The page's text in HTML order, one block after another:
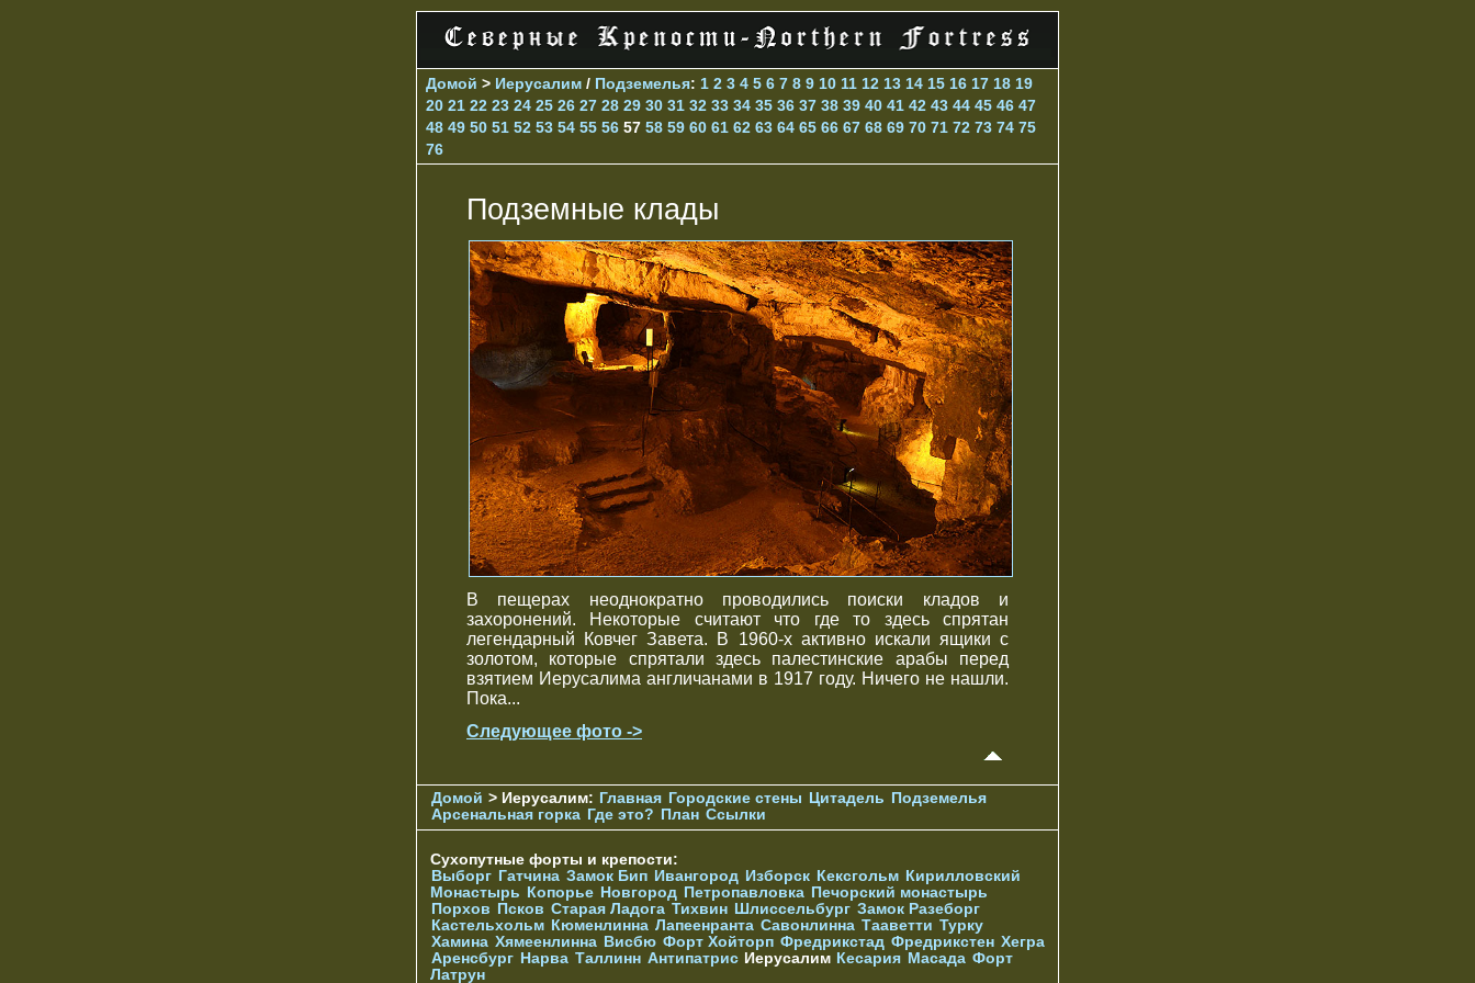
Домой > Иерусалим / Подземелья: 1 2 3 4 5 6 7 8 9 10 11 12 13 14 15 16 17 18 19
20 21 22 23 24 25 26 27 28 29 30 31 32 33 34 35 36 37 38 39 40 41 42 43 44 45 46 47
48 49 50 51 52 53 54 55 56 57 58 59 60 61 62 63 64 65 66 67 68 69 70 71 72 73 74 75
76
Подземные клады
В пещерах неоднократно проводились поиски кладов и
захоронений. Некоторые считают что где то здесь спрятан
легендарный Ковчег Завета. В 1960-х активно искали ящики с
золотом, которые спрятали здесь палестинские арабы перед
взятием Иерусалима англичанами в 1917 году. Ничего не нашли.
Пока...
Следующее фото ->
Домой > Иерусалим: Главная Городские стены Цитадель
Подземелья
Арсенальная горка Где это? План Ссылки
Сухопутные форты и крепости:
Выборг Гатчина Замок Бип Ивангород Изборск Кексгольм Кирилловский
Монастырь
Копорье Новгород Петропавловка Печорcкий монастырь
Порхов
Псков Старая Ладога Тихвин Шлиссельбург Замок Разеборг
Кастельхольм Кюменлинна Лапеенранта Савонлинна Тааветти Турку
Хамина Хямеенлинна Висбю Форт Хойторп Фредрикстад Фредрикстен Хегра
Аренсбург Нарва Таллинн Антипатрис Иерусалим Кесария Масада Форт
Латрун